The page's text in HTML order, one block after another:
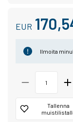
EUR
Ilmoita
Tallenna